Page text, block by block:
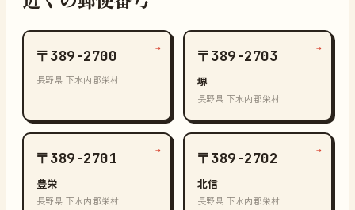
〒389-2700
長野県 下水内郡栄村
→ 〒389-2703
堺
長野県 下水内郡栄村
→
〒389-2701
豊栄
長野県 下水内郡栄村
→ 〒389-2702
北信
長野県 下水内郡栄村
→